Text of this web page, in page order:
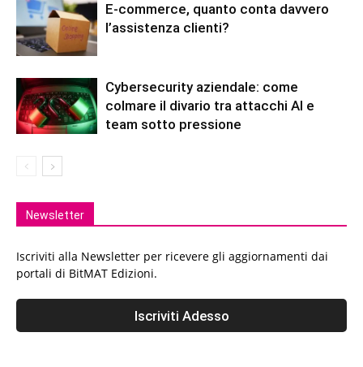
E-commerce, quanto conta davvero
l’assistenza clienti?
Cybersecurity aziendale: come
colmare il divario tra attacchi AI e
team sotto pressione
Newsletter
Iscriviti alla Newsletter per ricevere gli aggiornamenti dai
portali di BitMAT Edizioni.